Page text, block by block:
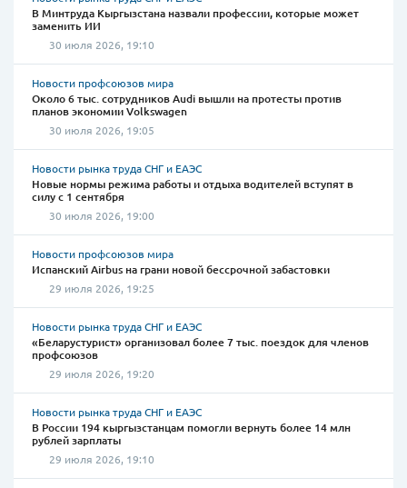
В Минтруда Кыргызстана назвали профессии, которые может
заменить ИИ
30 июля 2026, 19:10
Новости профсоюзов мира
Около 6 тыс. сотрудников Audi вышли на протесты против
планов экономии Volkswagen
30 июля 2026, 19:05
Новости рынка труда СНГ и ЕАЭС
Новые нормы режима работы и отдыха водителей вступят в
силу с 1 сентября
30 июля 2026, 19:00
Новости профсоюзов мира
Испанский Airbus на грани новой бессрочной забастовки
29 июля 2026, 19:25
Новости рынка труда СНГ и ЕАЭС
«Беларустурист» организовал более 7 тыс. поездок для членов
профсоюзов
29 июля 2026, 19:20
Новости рынка труда СНГ и ЕАЭС
В России 194 кыргызстанцам помогли вернуть более 14 млн
рублей зарплаты
29 июля 2026, 19:10